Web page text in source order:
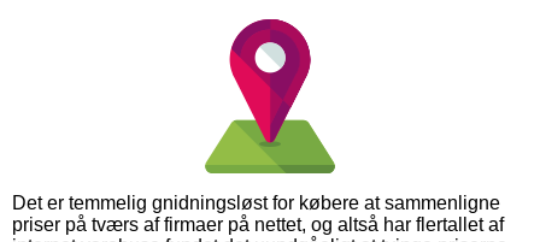
Det er temmelig gnidningsløst for købere at sammenligne
priser på tværs af firmaer på nettet, og altså har flertallet af